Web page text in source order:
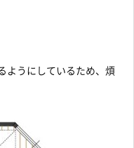
ようにしているため、煩